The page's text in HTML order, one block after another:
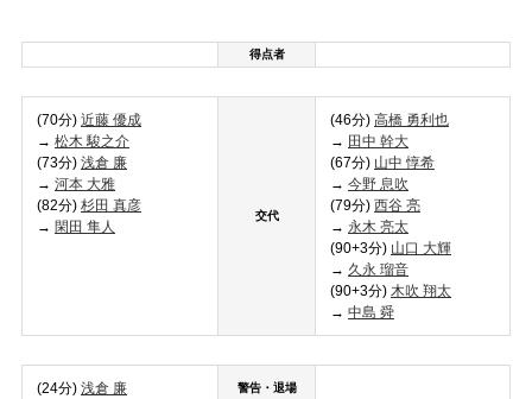
得点者
(70分) 近藤 優成
→ 松木 駿之介
(73分) 浅倉 廉
→ 河本 大雅
(82分) 杉田 真彦
→ 閑田 隼人
交代
(46分) 高橋 勇利也
→ 田中 幹大
(67分) 山中 惇希
→ 今野 息吹
(79分) 西谷 亮
→ 永木 亮太
(90+3分) 山口 大輝
→ 久永 瑠音
(90+3分) 木吹 翔太
→ 中島 舜
(24分) 浅倉 廉 警告・退場